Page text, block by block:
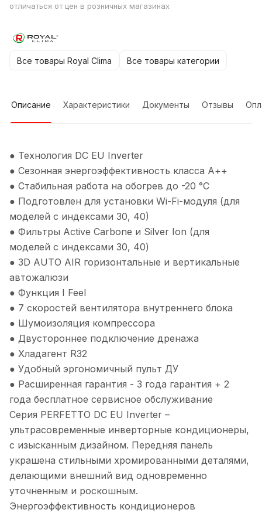
отличаться от цен в розничных магазинах
Все товары Royal Clima Все товары категории
Описание Характеристики Документы Отзывы
● Технология DC EU Inverter
● Сезонная энергоэффективность класса А++
● Стабильная работа на обогрев до -20 °С
● Подготовлен для установки Wi-Fi-модуля (для
моделей с индексами 30, 40)
● Фильтры Active Carbone и Silver Ion (для
моделей с индексами 30, 40)
● 3D AUTO AIR горизонтальные и вертикальные
автожалюзи
● Функция I Feel
● 7 скоростей вентилятора внутреннего блока
● Шумоизоляция компрессора
● Двустороннее подключение дренажа
● Хладагент R32
● Удобный эргономичный пульт ДУ
● Расширенная гарантия - 3 года гарантия + 2
года бесплатное сервисное обслуживание
Серия PERFETTO DC EU Inverter –
ультрасовременные инверторные кондиционеры,
с изысканным дизайном. Передняя панель
украшена стильными хромированными деталями,
делающими внешний вид одновременно
уточненным и роскошным.
Энергоэффективность кондиционеров